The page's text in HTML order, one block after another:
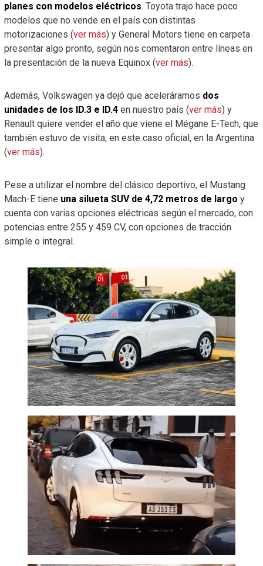
planes con modelos eléctricos. Toyota trajo hace poco
modelos que no vende en el país con distintas
motorizaciones (ver más) y General Motors tiene en carpeta
presentar algo pronto, según nos comentaron entre líneas en
la presentación de la nueva Equinox (ver más).
Además, Volkswagen ya dejó que aceleráramos dos
unidades de los ID.3 e ID.4en nuestro país (ver más) y
Renault quiere vender el año que viene el Mégane E-Tech, que
también estuvo de visita, en este caso oficial, en la Argentina
(ver más).
Pese a utilizar el nombre del clásico deportivo, el Mustang
Mach-E tiene una silueta SUV de 4,72 metros de largo y
cuenta con varias opciones eléctricas según el mercado, con
potencias entre 255 y 459 CV, con opciones de tracción
simple o integral.